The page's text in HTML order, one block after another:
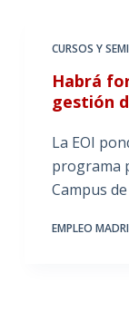
CURSOS Y
Habrá
gestión
La EOI
programa
Campus
EMPLEO